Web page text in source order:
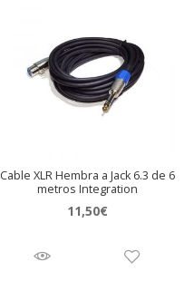
Cable XLR Hembra a Jack 6.3 de 6
metros Integration
11,50€